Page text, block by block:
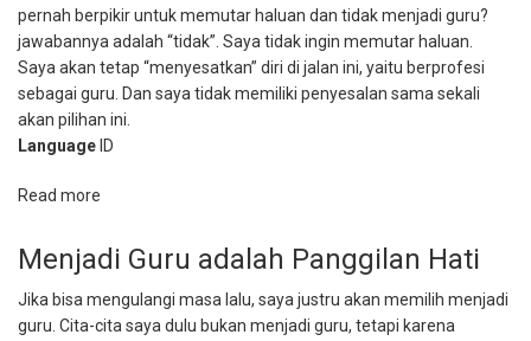
pernah berpikir untuk memutar haluan dan tidak menjadi guru?
jawabannya adalah “tidak”. Saya tidak ingin memutar haluan.
Saya akan tetap “menyesatkan” diri di jalan ini, yaitu berprofesi
sebagai guru. Dan saya tidak memiliki penyesalan sama sekali
akan pilihan ini.
Language ID
Read more
di
Jalan
yang
Benar
Menjadi Guru adalah Panggilan Hati
Jika bisa mengulangi masa lalu, saya justru akan memilih menjadi
guru. Cita-cita saya dulu bukan menjadi guru, tetapi karena